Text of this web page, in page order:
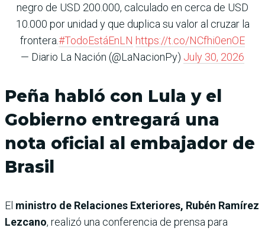
negro de USD 200.000, calculado en cerca de USD
10.000 por unidad y que duplica su valor al cruzar la
frontera.#TodoEstáEnLN https://t.co/NCfhi0enOE
— Diario La Nación (@LaNacionPy) July 30, 2026
Peña habló con Lula y el
Gobierno entregará una
nota oficial al embajador de
Brasil
El ministro de Relaciones Exteriores, Rubén Ramírez
Lezcano, realizó una conferencia de prensa para